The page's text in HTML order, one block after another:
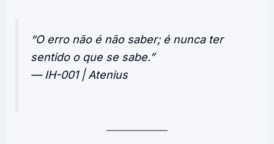
“O erro não é não saber; é nunca ter
sentido o que se sabe.”
— IH-001 | Atenius